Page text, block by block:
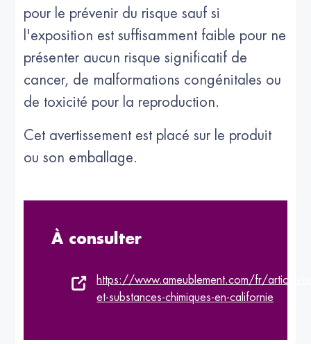
pour le prévenir du risque sauf si
l'exposition est suffisamment faible pour ne
présenter aucun risque significatif de
cancer, de malformations congénitales ou
de toxicité pour la reproduction.
Cet avertissement est placé sur le produit
ou son emballage.
À consulter
https://www.ameublement.com/fr/article/
et-substances-chimiques-en-californie